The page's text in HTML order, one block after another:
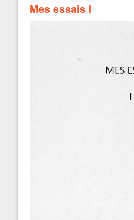
Mes essais I